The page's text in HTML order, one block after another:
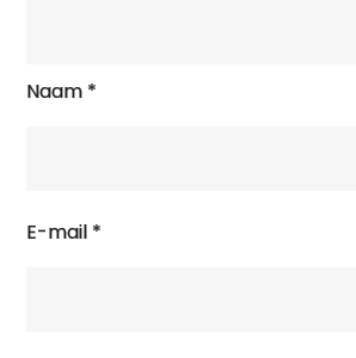
Naam *
E-mail *